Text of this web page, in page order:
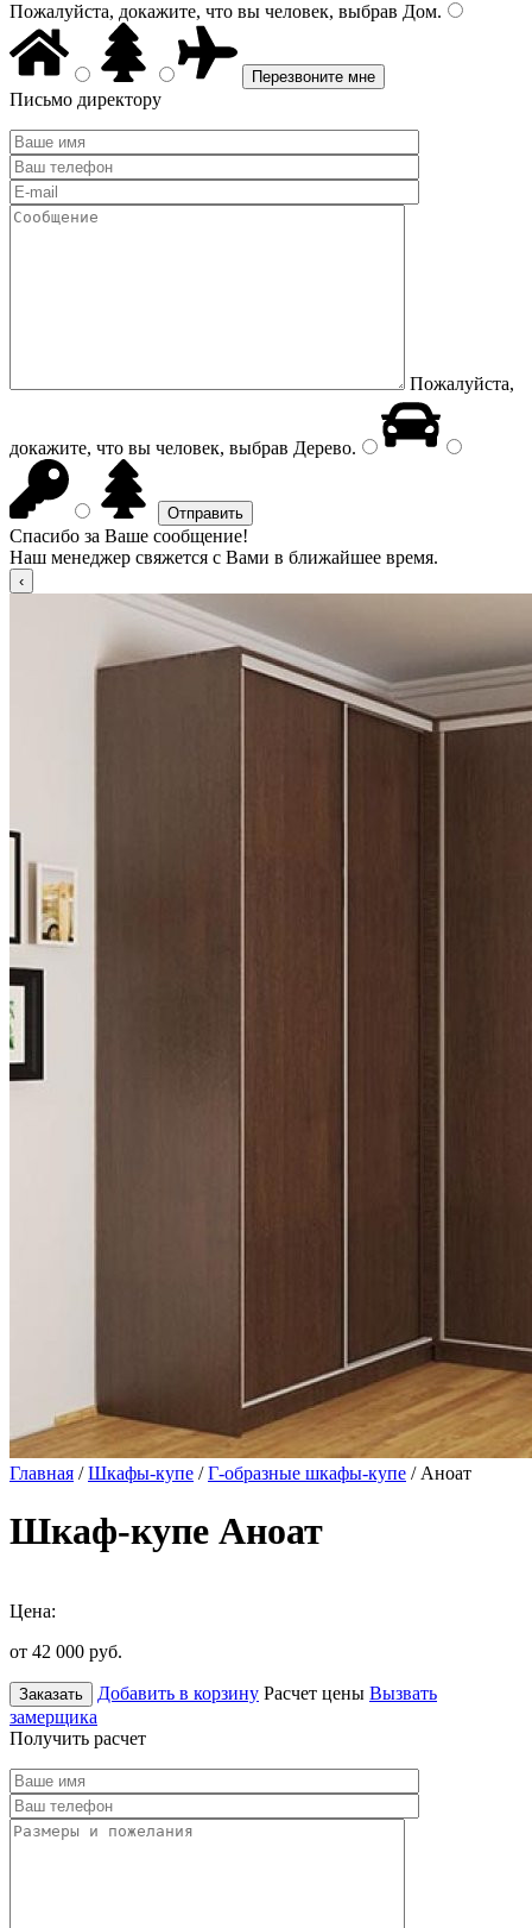
Пожалуйста, докажите, что вы человек, выбрав Дом.
Письмо директору
Пожалуйста,
докажите, что вы человек, выбрав Дерево.
Спасибо за Ваше сообщение!
Наш менеджер свяжется с Вами в ближайшее время.
Главная /Шкафы-купе /Г-образные шкафы-купе / Аноат
Шкаф-купе Аноат
Цена:
от 42 000 руб.
Заказать Добавить в корзину Расчет цены Вызвать
замерщика
Получить расчет